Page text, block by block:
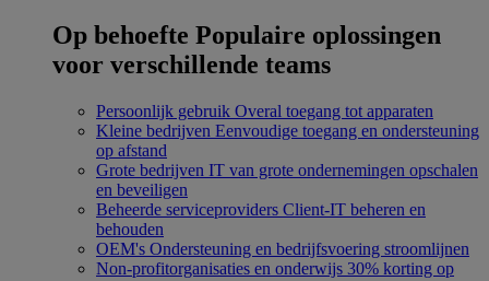
Op behoefte Populaire oplossingen
voor verschillende teams
Persoonlijk gebruik Overal toegang tot apparaten
Kleine bedrijven Eenvoudige toegang en ondersteuning
op afstand
Grote bedrijven IT van grote ondernemingen opschalen
en beveiligen
Beheerde serviceproviders Client-IT beheren en
behouden
OEM's Ondersteuning en bedrijfsvoering stroomlijnen
Non-profitorganisaties en onderwijs 30% korting op